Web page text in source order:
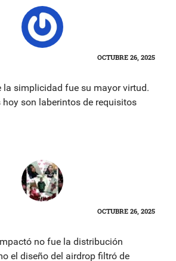
OCTUBRE 26, 2025
la simplicidad fue su mayor virtud.
son laberintos de requisitos
OCTUBRE 26, 2025
no fue la distribución
el diseño del airdrop filtró de